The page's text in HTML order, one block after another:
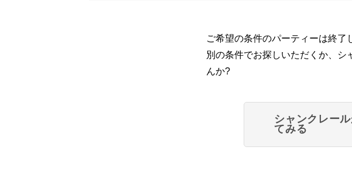
ご希望の条件のパーティーは終了
別の条件でお探しいただくか、
んか?
シャンクレー
てみる